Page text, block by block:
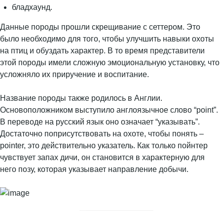
бладхаунд.
Данные породы прошли скрещивание с сеттером. Это
было необходимо для того, чтобы улучшить навыки охоты
на птиц и обуздать характер. В то время представители
этой породы имели сложную эмоциональную установку, что
усложняло их приручение и воспитание.
Название породы также родилось в Англии.
Основоположником выступило англоязычное слово “point”.
В переводе на русский язык оно означает “указывать”.
Достаточно поприсутствовать на охоте, чтобы понять –
pointer, это действительно указатель. Как только пойнтер
чувствует запах дичи, он становится в характерную для
него позу, которая указывает направление добычи.